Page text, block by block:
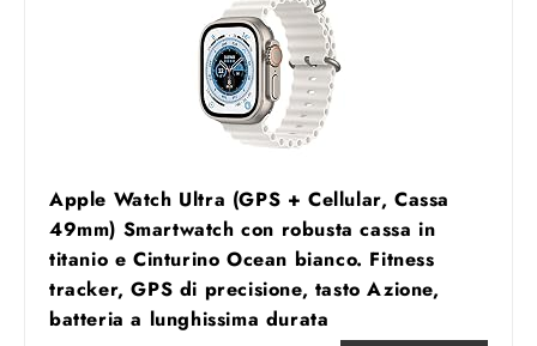
Apple Watch Ultra (GPS + Cellular, Cassa
49mm) Smartwatch con robusta cassa in
titanio e Cinturino Ocean bianco. Fitness
tracker, GPS di precisione, tasto Azione,
batteria a lunghissima durata